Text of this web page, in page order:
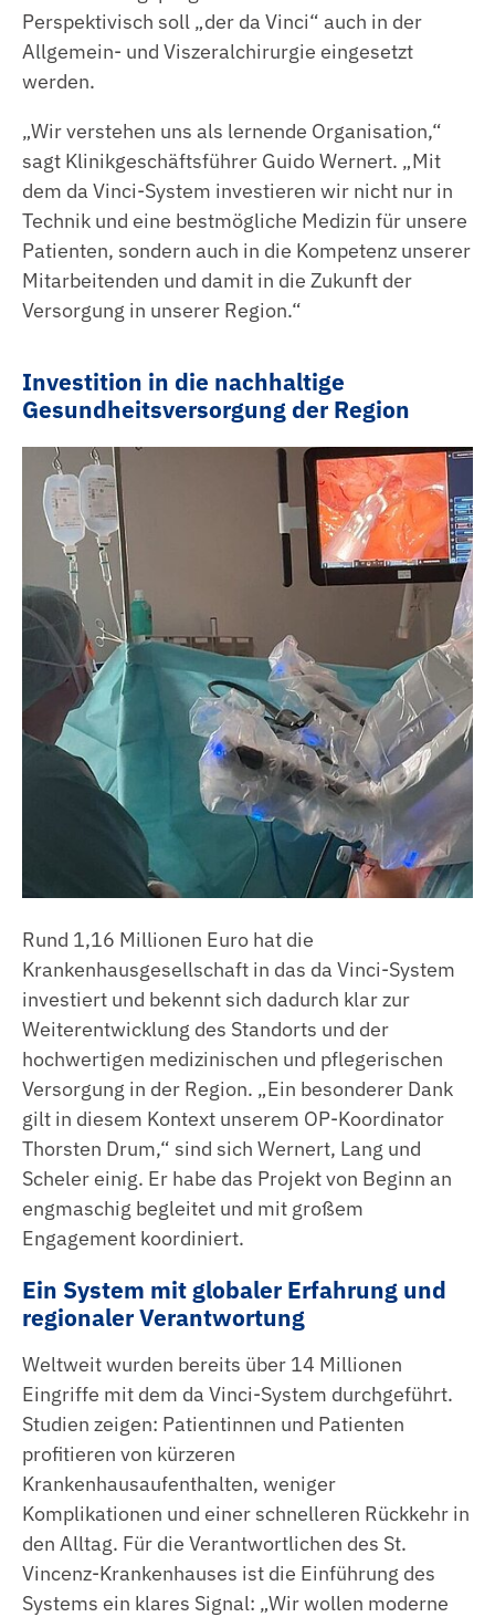
Perspektivisch soll „der da Vinci“ auch in der
Allgemein- und Viszeralchirurgie eingesetzt
werden.
„Wir verstehen uns als lernende Organisation,“
sagt Klinikgeschäftsführer Guido Wernert. „Mit
dem da Vinci-System investieren wir nicht nur in
Technik und eine bestmögliche Medizin für unsere
Patienten, sondern auch in die Kompetenz unserer
Mitarbeitenden und damit in die Zukunft der
Versorgung in unserer Region.“
Investition in die nachhaltige
Gesundheitsversorgung der Region
Rund 1,16 Millionen Euro hat die
Krankenhausgesellschaft in das da Vinci-System
investiert und bekennt sich dadurch klar zur
Weiterentwicklung des Standorts und der
hochwertigen medizinischen und pflegerischen
Versorgung in der Region. „Ein besonderer Dank
gilt in diesem Kontext unserem OP-Koordinator
Thorsten Drum,“ sind sich Wernert, Lang und
Scheler einig. Er habe das Projekt von Beginn an
engmaschig begleitet und mit großem
Engagement koordiniert.
Ein System mit globaler Erfahrung und
regionaler Verantwortung
Weltweit wurden bereits über 14 Millionen
Eingriffe mit dem da Vinci-System durchgeführt.
Studien zeigen: Patientinnen und Patienten
profitieren von kürzeren
Krankenhausaufenthalten, weniger
Komplikationen und einer schnelleren Rückkehr in
den Alltag. Für die Verantwortlichen des St.
Vincenz-Krankenhauses ist die Einführung des
Systems ein klares Signal: „Wir wollen moderne